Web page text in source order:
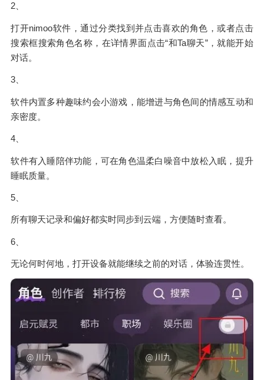
2、
打开nimoo软件，通过分类找到并点击喜欢的角色，或者点击
搜索框搜索角色名称，在详情界面点击“和Ta聊天”，就能开始
对话。
3、
软件内置多种趣味约会小游戏，能增进与角色间的情感互动和
亲密度。
4、
软件有入睡陪伴功能，可在角色温柔白噪音中放松入眠，提升
睡眠质量。
5、
所有聊天记录和偏好都实时同步到云端，方便随时查看。
6、
无论何时何地，打开设备就能继续之前的对话，体验连贯性。